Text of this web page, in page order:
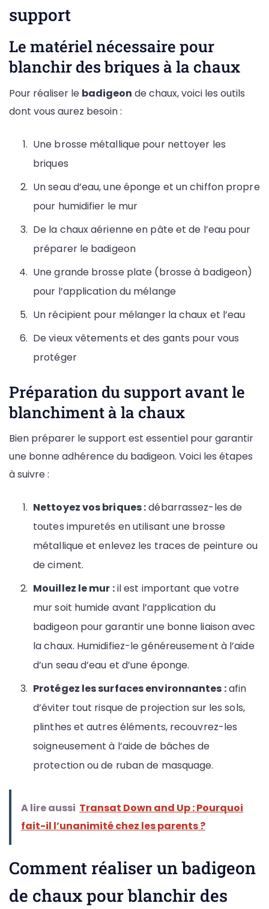
support
Le matériel nécessaire pour
blanchir des briques à la chaux
Pour réaliser le badigeon de chaux, voici les outils
dont vous aurez besoin :
Une brosse métallique pour nettoyer les
briques
Un seau d’eau, une éponge et un chiffon propre
pour humidifier le mur
De la chaux aérienne en pâte et de l’eau pour
préparer le badigeon
Une grande brosse plate (brosse à badigeon)
pour l’application du mélange
Un récipient pour mélanger la chaux et l’eau
De vieux vêtements et des gants pour vous
protéger
Préparation du support avant le
blanchiment à la chaux
Bien préparer le support est essentiel pour garantir
une bonne adhérence du badigeon. Voici les étapes
à suivre :
Nettoyez vos briques :débarrassez-les de
toutes impuretés en utilisant une brosse
métallique et enlevez les traces de peinture ou
de ciment.
Mouillez le mur :il est important que votre
mur soit humide avant l’application du
badigeon pour garantir une bonne liaison avec
la chaux. Humidifiez-le généreusement à l’aide
d’un seau d’eau et d’une éponge.
Protégez les surfaces environnantes :afin
d’éviter tout risque de projection sur les sols,
plinthes et autres éléments, recouvrez-les
soigneusement à l’aide de bâches de
protection ou de ruban de masquage.
A lire aussi Transat Down and Up : Pourquoi
fait-il l’unanimité chez les parents ?
Comment réaliser un badigeon
de chaux pour blanchir des